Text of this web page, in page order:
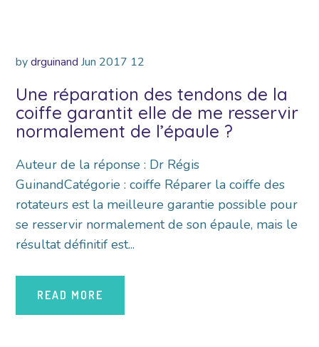
by drguinand Jun 2017 12
Une réparation des tendons de la
coiffe garantit elle de me resservir
normalement de l’épaule ?
Auteur de la réponse : Dr Régis
GuinandCatégorie : coiffe Réparer la coiffe des
rotateurs est la meilleure garantie possible pour
se resservir normalement de son épaule, mais le
résultat définitif est...
READ MORE